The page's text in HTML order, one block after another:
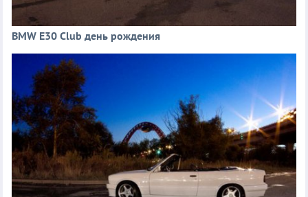
BMW E30 Club день рождения